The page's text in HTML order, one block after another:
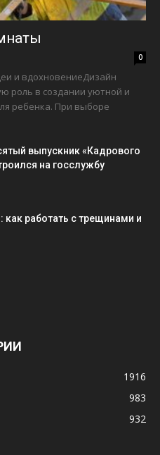
0
и вдохновениеДизайн
роль в создании уютной и
ребенка. При выборе
выпускник «Кадрового
на госслужбу
как работать с трещинами и
1916
983
932